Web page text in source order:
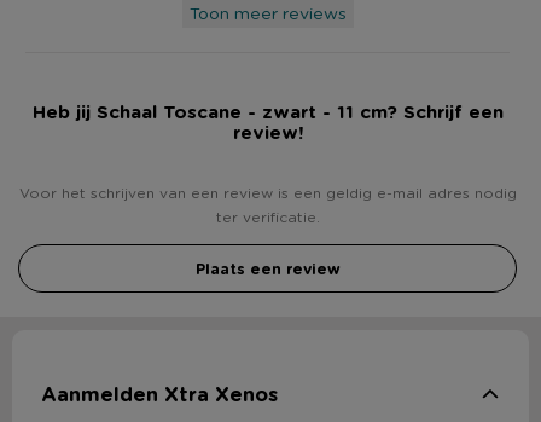
Toon meer reviews
Heb jij Schaal Toscane - zwart - 11 cm? Schrijf een
review!
Voor het schrijven van een review is een geldig e-mail adres nodig
ter verificatie.
Plaats een review
Aanmelden Xtra Xenos